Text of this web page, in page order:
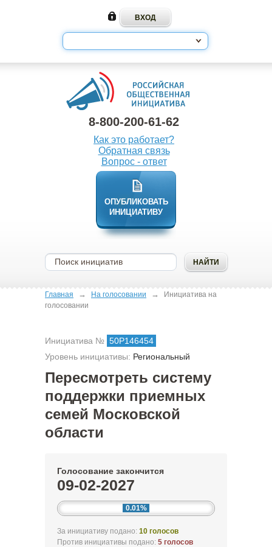
8-800-200-61-62
Как это работает?
Обратная связь
Вопрос - ответ
ОПУБЛИКОВАТЬ
ИНИЦИАТИВУ
Главная → На голосовании →
Инициатива на
голосовании
Инициатива № 50Р146454
Уровень инициативы: Региональный
Пересмотреть систему
поддержки приемных
семей Московской
области
Голосование закончится
09-02-2027
0.01%
За инициативу подано: 10 голосов
Против инициативы подано: 5 голосов